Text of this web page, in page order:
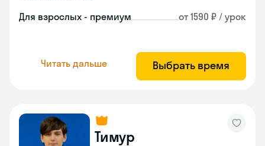
Для взрослых - премиум от 1590 ₽ / урок
Читать дальше Выбрать время
Тимур